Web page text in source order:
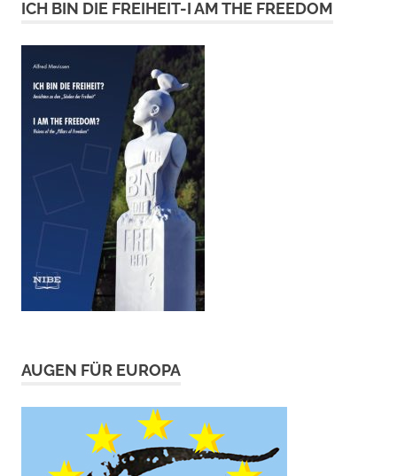
ICH BIN DIE FREIHEIT-I AM THE FREEDOM
AUGEN FÜR EUROPA